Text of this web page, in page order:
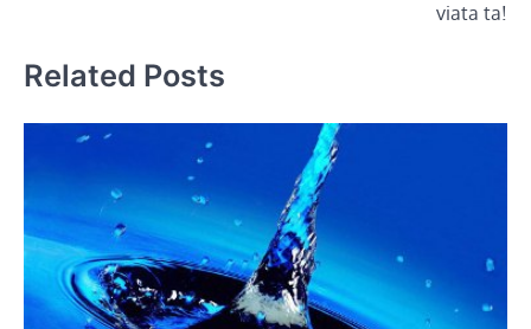
viata ta!
Related Posts